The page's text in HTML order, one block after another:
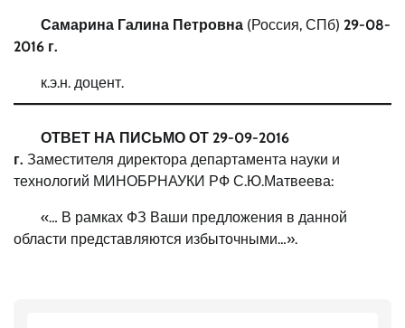
Самарина Галина Петровна (Россия, СПб) 29-08-
2016 г.
к.э.н. доцент.
ОТВЕТ НА ПИСЬМО ОТ 29-09-2016
г. Заместителя директора департамента науки и
технологий МИНОБРНАУКИ РФ С.Ю.Матвеева:
«… В рамках ФЗ Ваши предложения в данной
области представляются избыточными…».